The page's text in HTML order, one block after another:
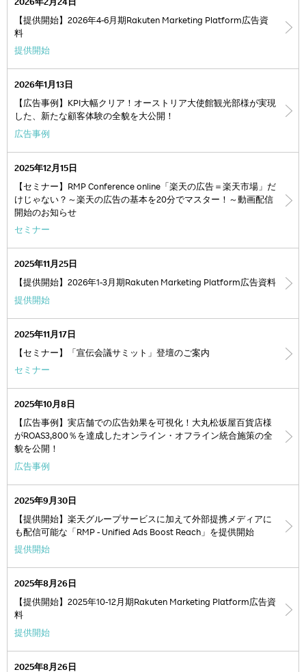
2026年2月24日
【提供開始】2026年4-6月期Rakuten Marketing Platform広告資
料
提供開始
2026年1月13日
【広告事例】KPI大幅クリア！オーストリア大使館観光部様が実現
した、新たな顧客体験の全貌を大公開！
広告事例
2025年12月15日
【セミナー】RMP Conference online「楽天の広告＝楽天市場」だ
けじゃない？～楽天の広告の基本を20分でマスター！～動画配信
開始のお知らせ
セミナー
2025年11月25日
【提供開始】2026年1-3月期Rakuten Marketing Platform広告資料
提供開始
2025年11月17日
【セミナー】「宣伝会議サミット」登壇のご案内
セミナー
2025年10月8日
【広告事例】実店舗での広告効果を可視化！大丸松坂屋百貨店様
がROAS3,800％を達成したオンライン・オフライン統合施策の全
貌を公開！
広告事例
2025年9月30日
【提供開始】楽天グループサービスに加えて外部提携メディアに
も配信可能な「RMP - Unified Ads Boost Reach」を提供開始
提供開始
2025年8月26日
【提供開始】2025年10-12月期Rakuten Marketing Platform広告資
料
提供開始
2025年8月26日